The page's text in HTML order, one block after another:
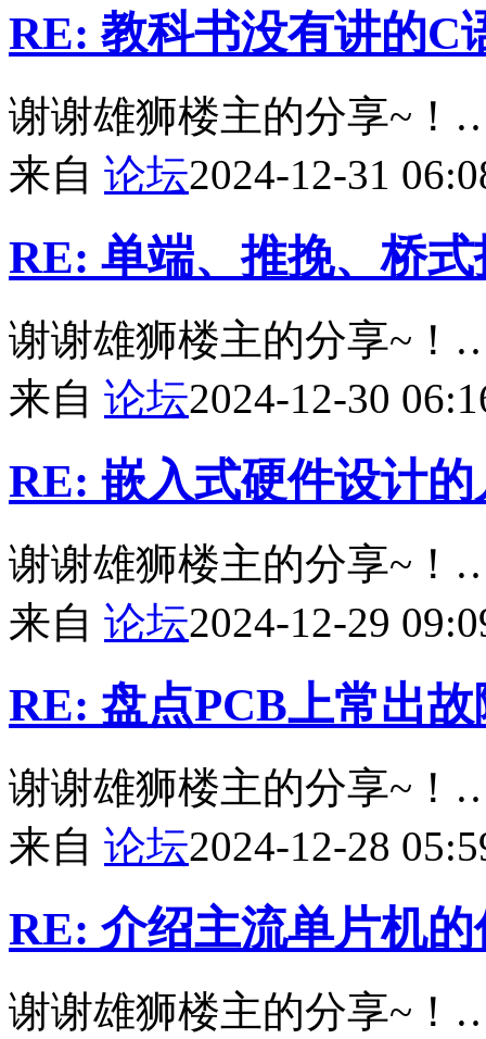
RE: 教科书没有讲的C
谢谢雄狮楼主的分享~
来自 论坛2024-12-31
RE: 单端、推挽、桥
谢谢雄狮楼主的分享~
来自 论坛2024-12-30
RE: 嵌入式硬件设计
谢谢雄狮楼主的分享~
来自 论坛2024-12-29
RE: 盘点PCB上常出
谢谢雄狮楼主的分享~
来自 论坛2024-12-28
RE: 介绍主流单片机
谢谢雄狮楼主的分享~